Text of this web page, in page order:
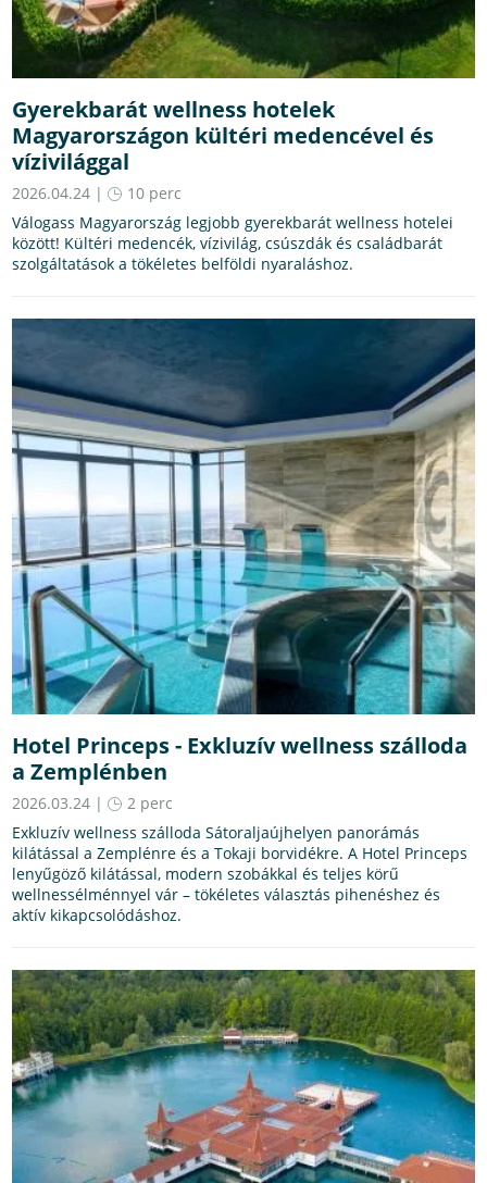
Gyerekbarát wellness hotelek
Magyarországon kültéri medencével és
vízivilággal
2026.04.24 |
10 perc
Válogass Magyarország legjobb gyerekbarát wellness hotelei
között! Kültéri medencék, vízivilág, csúszdák és családbarát
szolgáltatások a tökéletes belföldi nyaraláshoz.
Hotel Princeps - Exkluzív wellness szálloda
a Zemplénben
2026.03.24 |
2 perc
Exkluzív wellness szálloda Sátoraljaújhelyen panorámás
kilátással a Zemplénre és a Tokaji borvidékre. A Hotel Princeps
lenyűgöző kilátással, modern szobákkal és teljes körű
wellnessélménnyel vár – tökéletes választás pihenéshez és
aktív kikapcsolódáshoz.